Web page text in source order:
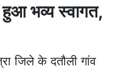
भव्य स्वागत,
जिले के दतौली गांव